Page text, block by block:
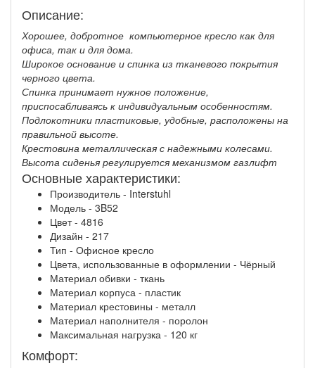
Описание:
Хорошее, добротное компьютерное кресло как для
офиса, так и для дома.
Широкое основание и спинка из тканевого покрытия
черного цвета.
Спинка принимает нужное положение,
приспосабливаясь к индивидуальным особенностям.
Подлокотники пластиковые, удобные, расположены на
правильной высоте.
Крестовина металлическая с надежными колесами.
Высота сиденья регулируется механизмом газлифт
Основные характеристики:
Производитель - Interstuhl
Модель - 3B52
Цвет - 4816
Дизайн - 217
Тип - Офисное кресло
Цвета, использованные в оформлении - Чёрный
Материал обивки - ткань
Материал корпуса - пластик
Материал крестовины - металл
Материал наполнителя - поролон
Максимальная нагрузка - 120 кг
Комфорт: